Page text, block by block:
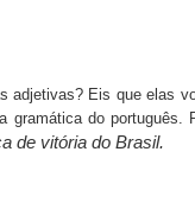
adjetivas? Eis que elas
gramática do português.
de vitória do Brasil.